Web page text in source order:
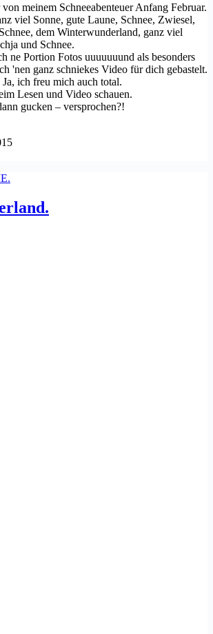
meinem Schneeabenteuer Anfang Februar.
viel Sonne, gute Laune, Schnee, Zwiesel,
dem Winterwunderland, ganz viel
und Schnee.
ne Portion Fotos uuuuuuund als besonders
'nen ganz schniekes Video für dich gebastelt.
ich freu mich auch total.
Lesen und Video schauen.
gucken – versprochen?!